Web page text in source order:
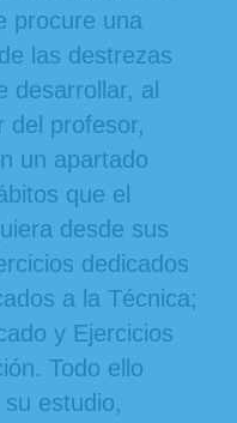
procure una
las destrezas
desarrollar, al
del profesor,
un apartado
que el
desde sus
dedicados
a la Técnica;
y Ejercicios
Todo ello
estudio,